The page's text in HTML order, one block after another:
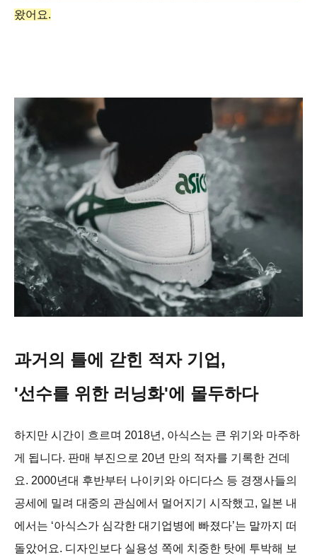
왔어요.
과거의 틀에 갇힌 적자 기업,
'선수를 위한 러닝화'에 몰두하다
하지만 시간이 흐르며 2018년, 아식스는 큰 위기와 마주하
게 됩니다. 판매 부진으로 20년 만의 적자를 기록한 건데
요. 2000년대 후반부터 나이키와 아디다스 등 경쟁사들의
공세에 밀려 대중의 관심에서 멀어지기 시작했고, 일본 내
에서는 ‘아식스가 심각한 대기업병에 빠졌다’는 말까지 떠
돌았어요. 디자인보다 실용성 쪽에 치중한 탓에 투박해 보